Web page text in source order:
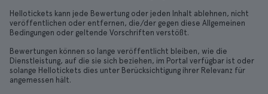
Hellotickets kann jede Bewertung oder jeden Inhalt ablehnen, nicht
veröffentlichen oder entfernen, die/der gegen diese Allgemeinen
Bedingungen oder geltende Vorschriften verstößt.
Bewertungen können so lange veröffentlicht bleiben, wie die
Dienstleistung, auf die sie sich beziehen, im Portal verfügbar ist oder
solange Hellotickets dies unter Berücksichtigung ihrer Relevanz für
angemessen hält.